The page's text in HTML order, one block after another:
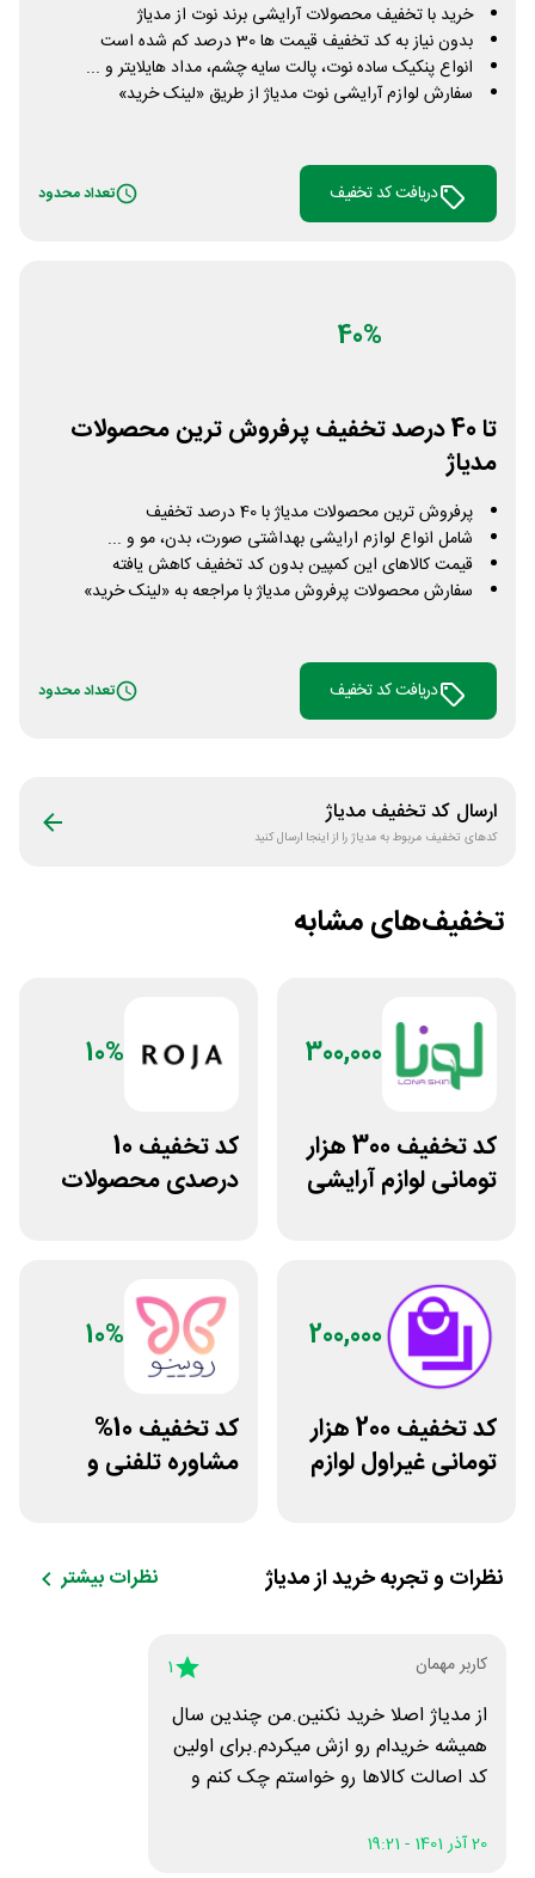
خرید با تخفیف محصولات آرایشی برند نوت از مدیاژ
بدون نیاز به کد تخفیف قیمت ها 30 درصد کم شده است
انواع پنکیک ساده نوت، پالت سایه چشم، مداد هایلایتر و ...
سفارش لوازم آرایشی نوت مدیاژ از طریق «لینک خرید»
دریافت کد تخفیف تعداد محدود
40%
تا 40 درصد تخفیف پرفروش ترین محصولات
مدیاژ
پرفروش ترین محصولات مدیاژ با 40 درصد تخفیف
شامل انواع لوازم ارایشی بهداشتی صورت، بدن، مو و ...
قیمت کالاهای این کمپین بدون کد تخفیف کاهش یافته
سفارش محصولات پرفروش مدیاژ با مراجعه به «لینک خرید»
دریافت کد تخفیف تعداد محدود
ارسال کد تخفیف مدیاژ
کدهای تخفیف مربوط بهمدیاژرا از اینجا ارسال کنید
تخفیف‌های مشابه
300,000
کد تخفیف 300 هزار
تومانی لوازم آرایشی
10%
کد تخفیف 10
درصدی محصولات
200,000
کد تخفیف 200 هزار
تومانی غیراول لوازم
10%
کد تخفیف 10%
مشاوره تلفنی و
نظرات و تجربه خرید ازمدیاژ نظرات بیشتر
کاربر مهمان 1
از مدیاژ اصلا خرید نکنین.من چندین سال
همیشه خریدام رو ازش میکردم.برای اولین
کد اصالت کالاها رو خواستم چک کنم و
رو با قیمت کالای اصل تو پاچه مردم
20 آذر 1401 - 19:21